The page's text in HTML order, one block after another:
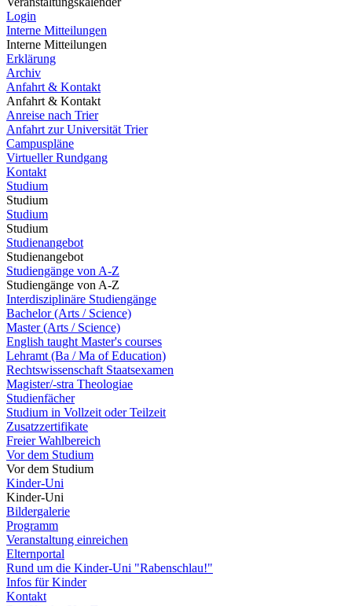
Login
Interne Mitteilungen
Interne Mitteilungen
Erklärung
Archiv
Anfahrt & Kontakt
Anfahrt & Kontakt
Anreise nach Trier
Anfahrt zur Universität Trier
Campuspläne
Virtueller Rundgang
Kontakt
Studium
Studium
Studium
Studium
Studienangebot
Studienangebot
Studiengänge von A-Z
Studiengänge von A-Z
Interdisziplinäre Studiengänge
Bachelor (Arts / Science)
Master (Arts / Science)
English taught Master's courses
Lehramt (Ba / Ma of Education)
Rechtswissenschaft Staatsexamen
Magister/-stra Theologiae
Studienfächer
Studium in Vollzeit oder Teilzeit
Zusatzzertifikate
Freier Wahlbereich
Vor dem Studium
Vor dem Studium
Kinder-Uni
Kinder-Uni
Bildergalerie
Programm
Veranstaltung einreichen
Elternportal
Rund um die Kinder-Uni "Rabenschlau!"
Infos für Kinder
Kontakt